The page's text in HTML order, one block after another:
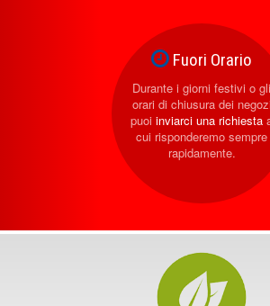
Fuori Orario
Durante i giorni festivi o gli
orari di chiusura dei negozi
puoi inviarci una richiesta
cui risponderemo sempre
rapidamente.